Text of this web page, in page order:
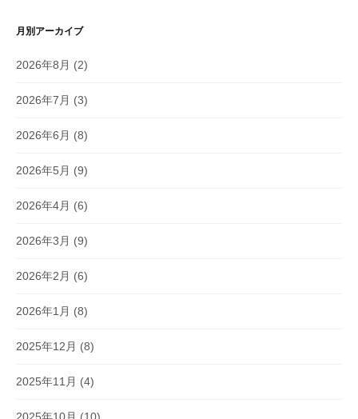
月別アーカイブ
2026年8月 (2)
2026年7月 (3)
2026年6月 (8)
2026年5月 (9)
2026年4月 (6)
2026年3月 (9)
2026年2月 (6)
2026年1月 (8)
2025年12月 (8)
2025年11月 (4)
2025年10月 (10)